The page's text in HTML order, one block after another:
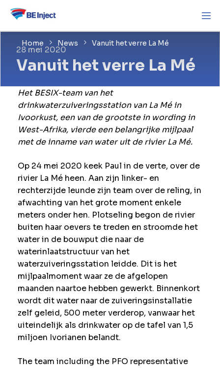
Home News Vanuit het verre La Mé
28 mei 2020
Vanuit het verre La Mé
Het BESIX-team van het
drinkwaterzuiveringsstation van La Mé in
Ivoorkust, een van de grootste in wording in
West-Afrika, vierde een belangrijke mijlpaal
met de inname van water uit de rivier La Mé.
Op 24 mei 2020 keek Paul in de verte, over de
rivier La Mé heen. Aan zijn linker- en
rechterzijde leunde zijn team over de reling, in
afwachting van het grote moment enkele
meters onder hen. Plotseling begon de rivier
buiten haar oevers te treden en stroomde het
water in de bouwput die naar de
waterinlaatstructuur van het
waterzuiveringsstation leidde. Dit is het
mijlpaalmoment waar ze de afgelopen
maanden naartoe hebben gewerkt. Binnenkort
wordt dit water naar de zuiveringsinstallatie
zelf geleid, 500 meter verderop, vanwaar het
uiteindelijk als drinkwater op de tafel van 1,5
miljoen Ivorianen belandt.
The team including the PFO representative